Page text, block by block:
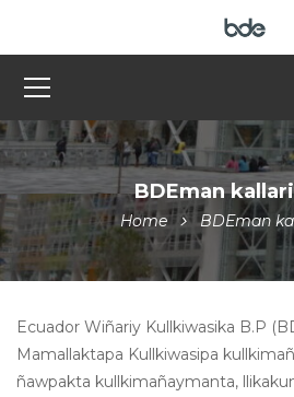
BDEman
Home BDEman
Ecuador Wiñariy Kullkiwasika B.P
Mamallaktapa Kullkiwasipa
ñawpakta kullkimañaymanta,